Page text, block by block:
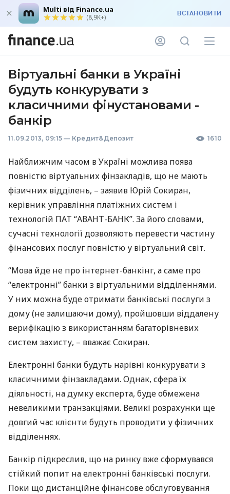
Multi від Finance.ua
(8,9K+) ВСТАНОВИТИ
Віртуальні банки в Україні
будуть конкурувати з
класичними фінустановами -
банкір
11.09.2013, 09:15 — Кредит&Депозит 1610
Найближчим часом в Україні можлива поява
повністю віртуальних фінзакладів, що не мають
фізичних відділень, – заявив Юрій Сокиран,
керівник управління платіжних систем і
технологій ПАТ “АВАНТ-БАНК”. За його словами,
сучасні технології дозволяють перевести частину
фінансових послуг повністю у віртуальний світ.
“Мова йде не про інтернет-банкінг, а саме про
“електронні” банки з віртуальними відділеннями.
У них можна буде отримати банківські послуги з
дому (не залишаючи дому), пройшовши віддалену
верифікацію з використанням багаторівневих
систем захисту, – вважає Сокиран.
Електронні банки будуть нарівні конкурувати з
класичними фінзакладами. Однак, сфера їх
діяльності, на думку експерта, буде обмежена
невеликими транзакціями. Великі розрахунки ще
довгий час клієнти будуть проводити у фізичних
відділеннях.
Банкір підкреслив, що на ринку вже сформувався
стійкий попит на електронні банківські послуги.
Поки що дистанційне фінансове обслуговування